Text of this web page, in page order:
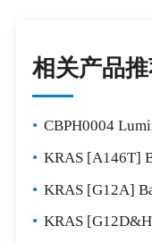
相关产品
• CBPH0004
• KRAS [A146T]
• KRAS [G12A]
• KRAS